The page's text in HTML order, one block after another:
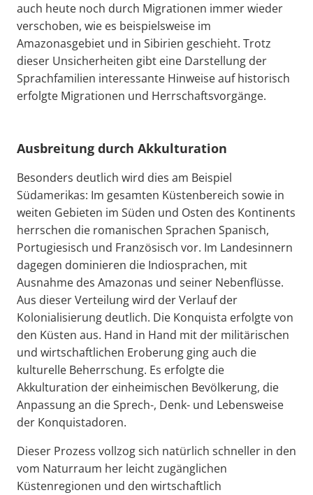
auch heute noch durch Migrationen immer wieder
verschoben, wie es beispielsweise im
Amazonasgebiet und in Sibirien geschieht. Trotz
dieser Unsicherheiten gibt eine Darstellung der
Sprachfamilien interessante Hinweise auf historisch
erfolgte Migrationen und Herrschaftsvorgänge.
Ausbreitung durch Akkulturation
Besonders deutlich wird dies am Beispiel
Südamerikas: Im gesamten Küstenbereich sowie in
weiten Gebieten im Süden und Osten des Kontinents
herrschen die romanischen Sprachen Spanisch,
Portugiesisch und Französisch vor. Im Landesinnern
dagegen dominieren die Indiosprachen, mit
Ausnahme des Amazonas und seiner Nebenflüsse.
Aus dieser Verteilung wird der Verlauf der
Kolonialisierung deutlich. Die Konquista erfolgte von
den Küsten aus. Hand in Hand mit der militärischen
und wirtschaftlichen Eroberung ging auch die
kulturelle Beherrschung. Es erfolgte die
Akkulturation der einheimischen Bevölkerung, die
Anpassung an die Sprech-, Denk- und Lebensweise
der Konquistadoren.
Dieser Prozess vollzog sich natürlich schneller in den
vom Naturraum her leicht zugänglichen
Küstenregionen und den wirtschaftlich